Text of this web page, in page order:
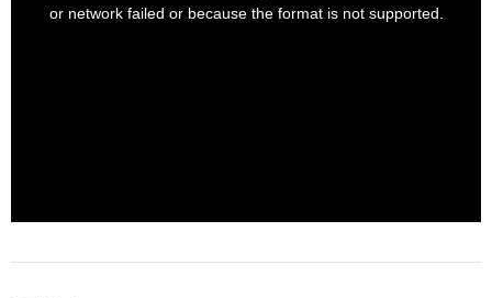
or network failed or because the format is not supported.